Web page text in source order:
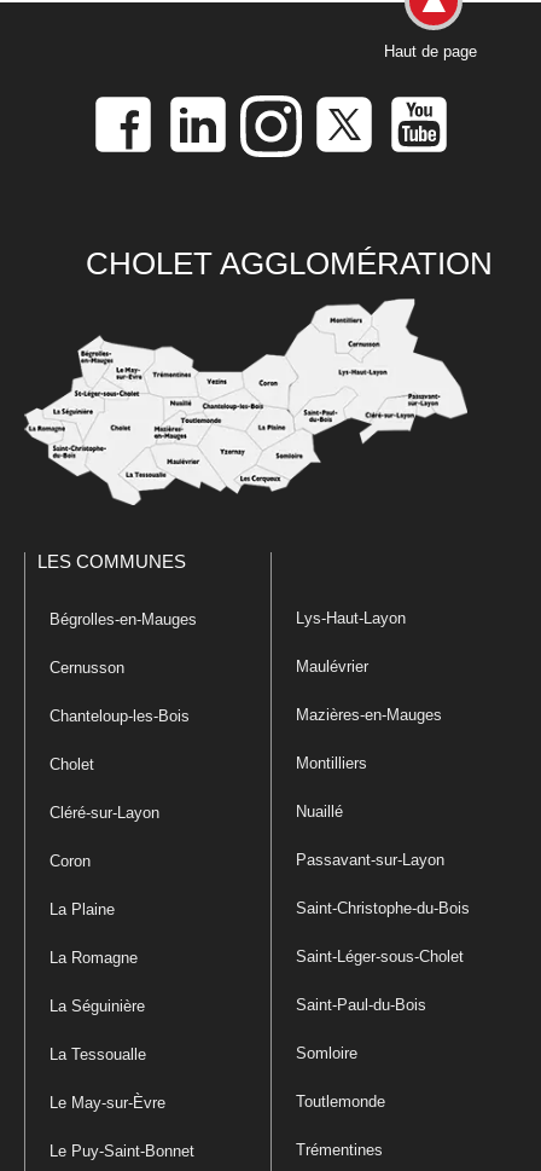
Haut de page
CHOLET AGGLOMÉRATION
LES COMMUNES
Bégrolles-en-Mauges
Cernusson
Chanteloup-les-Bois
Cholet
Cléré-sur-Layon
Coron
La Plaine
La Romagne
La Séguinière
La Tessoualle
Le May-sur-Èvre
Le Puy-Saint-Bonnet
Lys-Haut-Layon
Maulévrier
Mazières-en-Mauges
Montilliers
Nuaillé
Passavant-sur-Layon
Saint-Christophe-du-Bois
Saint-Léger-sous-Cholet
Saint-Paul-du-Bois
Somloire
Toutlemonde
Trémentines